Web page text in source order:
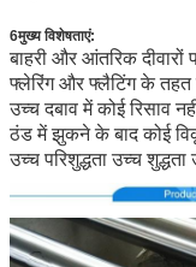
6मुख्य विशेषताएं:
बाहरी और आंतरिक
फ्लेरिंग और फ्लैटिंग के तहत
उच्च दबाव में कोई रिसाव
ठंड में झुकने के बाद कोई
उच्च परिशुद्धता उच्च